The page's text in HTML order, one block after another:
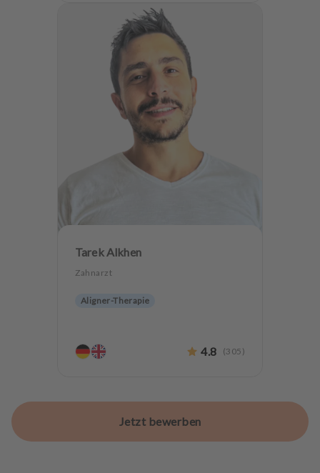
Kieferorthopädie
Tarek Alkhen
Zahnarzt
Aligner-Therapie
4.8 (305 )
Jetzt bewerben